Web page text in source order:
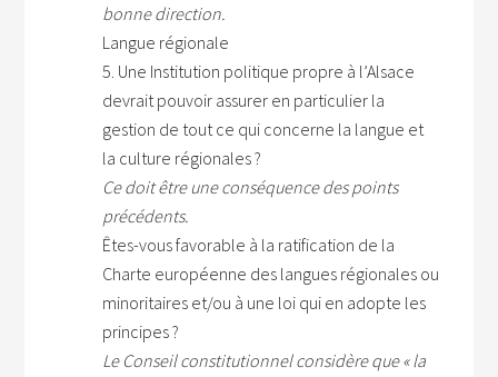
bonne direction.
Langue régionale
5. Une Institution politique propre à l’Alsace
devrait pouvoir assurer en particulier la
gestion de tout ce qui concerne la langue et
la culture régionales ?
Ce doit être une conséquence des points
précédents.
Êtes-vous favorable à la ratification de la
Charte européenne des langues régionales ou
minoritaires et/ou à une loi qui en adopte les
principes ?
Le Conseil constitutionnel considère que « la